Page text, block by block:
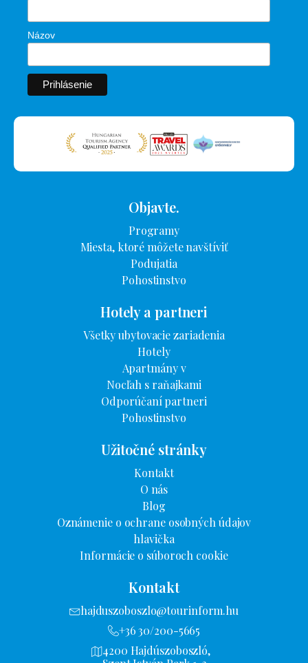
Názov
Objavte.
Programy
Miesta, ktoré môžete navštíviť
Podujatia
Pohostinstvo
Hotely a partneri
Všetky ubytovacie zariadenia
Hotely
Apartmány v
Nocľah s raňajkami
Odporúčaní partneri
Pohostinstvo
Užitočné stránky
Kontakt
O nás
Blog
Oznámenie o ochrane osobných údajov
hlavička
Informácie o súboroch cookie
Kontakt
hajduszoboszlo@tourinform.hu
+36 30/200-5665
4200 Hajdúszoboszló,